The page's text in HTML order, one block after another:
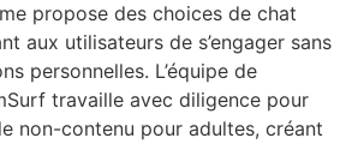
propose des choices de chat
aux utilisateurs de s’engager sans
personnelles. L’équipe de
travaille avec diligence pour
non-contenu pour adultes, créant